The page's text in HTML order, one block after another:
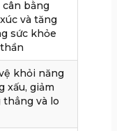
cân bằng
và tăng
sức khỏe
khỏi năng
xấu, giảm
thẳng và lo